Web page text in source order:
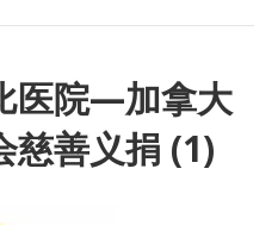
医院—加拿大
慈善义捐 (1)